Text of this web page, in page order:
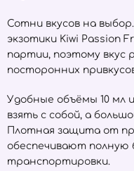
Сотни вкусов на
экзотики Kiwi Passion
партии, поэтому вкус
посторонних
Удобные объёмы 10 мл
взять с собой, а
Плотная защита от
обеспечивают полную
транспортировки.